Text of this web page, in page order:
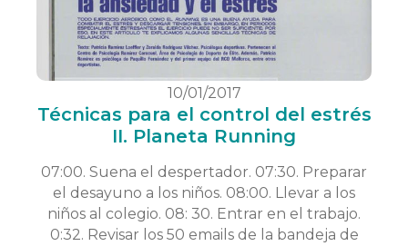
10/01/2017
Técnicas para el control del estrés
II. Planeta Running
07:00. Suena el despertador. 07:30. Preparar
el desayuno a los niños. 08:00. Llevar a los
niños al colegio. 08: 30. Entrar en el trabajo.
0:32. Revisar los 50 emails de la bandeja de